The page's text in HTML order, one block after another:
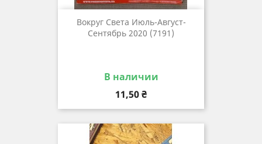
Вокруг Света Июль-Август-
Сентябрь 2020 (7191)
В наличии
Цена
11,50 ₴